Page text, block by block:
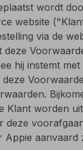
wordt
website
via de
deze
hij instemt met
Klant worden
deze
aanvaard